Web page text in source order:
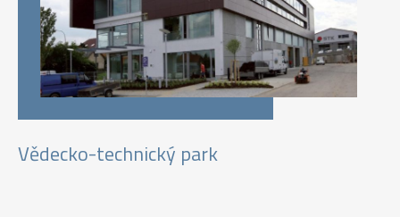
Vědecko-technický park